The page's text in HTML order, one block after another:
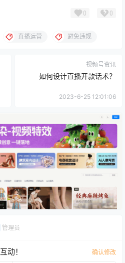
0 0
直播运营 避免违规
视频号资讯
如何设计直播开款话术？
2023-6-25 12:01:06
管理员
动！ 确认修改